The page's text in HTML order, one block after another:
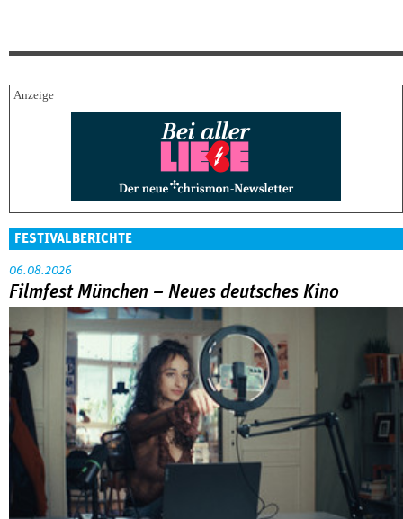
FESTIVALBERICHTE
06.08.2026
Filmfest München – Neues deutsches Kino